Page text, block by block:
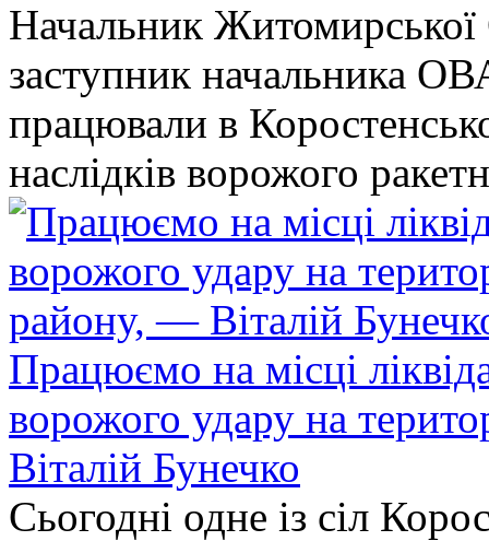
Начальник
заступник начальника
працювали в
наслідків ворожого
Працюємо на місці
ворожого удару на
Віталій Бунечко
Сьогодні одне із сіл